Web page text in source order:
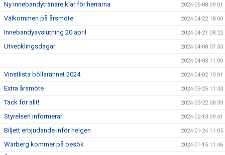
Ny innebandytränare klar för herrarna 2024-05-08 09:01
Välkommen på årsmöte 2024-04-22 18:00
Innebandyavslutning 20 april 2024-04-21 08:22
Utvecklingsdagar 2024-04-08 07:33
2024-04-03 11:00
Vinstlista bôllarännet 2024 2024-04-02 10:01
Extra årsmöte 2024-03-25 11:43
Tack för allt! 2024-03-22 08:39
Styrelsen informerar 2024-02-13 09:41
Biljett erbjudande inför helgen 2024-01-24 11:05
Warberg kommer på besök 2024-01-15 11:46